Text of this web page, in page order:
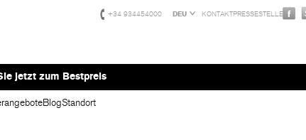
+34 934454000 DEU KONTAKTPRESSESTELLEN
jetzt zum Bestpreis
BlogStandort